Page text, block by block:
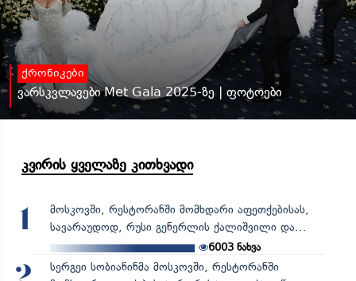
ქრონიკები
ვარსკვლავები Met Gala 2025-ზე | ფოტოები
კვირის ყველაზე კითხვადი
1
მოსკოვში, რესტორანში მომხდარი აფეთქებისას,
სავარაუდოდ, რუსი გენერლის ქალიშვილი და...
6003 ნახვა
სერგეი სობიანინმა მოსკოვში, რესტორანში